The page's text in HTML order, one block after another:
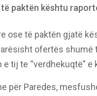
paktën kështu
ose të paktën gjatë
ofertës
tij te “verdhekuqtë” e
për Paredes,